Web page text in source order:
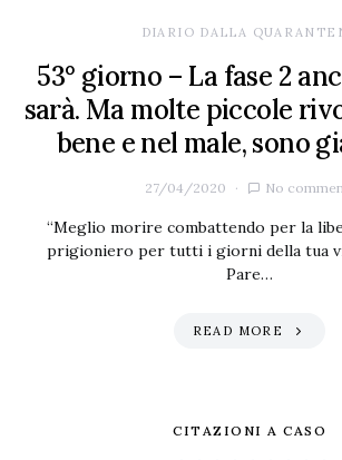
DIARIO DALLA
53° giorno – La fase 2
sarà. Ma molte piccole
bene e nel male, sono
27/04/2020 No
“Meglio morire combattendo per la
prigioniero per tutti i giorni della tua
Pare…
READ MORE
CITAZIONI A CASO